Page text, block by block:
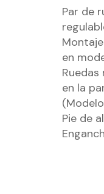
Par de
en
en la
Pie de